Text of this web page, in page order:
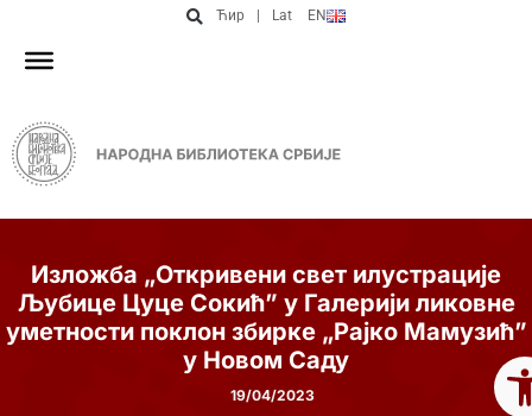
Ћир Lat EN
Изложба „Откривени свет илустрације
Љубице Цуце Сокић” у Галерији ликовне
уметности поклон збирке „Рајко Мамузић”
у Новом Саду
19/04/2023